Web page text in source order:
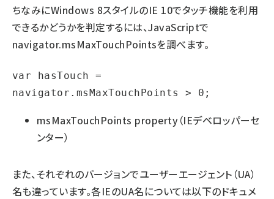
ちなみにWindows 8スタイルのIE 10でタッチ機能を利用
できるかどうかを判定するには、JavaScriptで
navigator.msMaxTouchPointsを調べます。
var hasTouch =
navigator.msMaxTouchPoints > 0;
msMaxTouchPoints property（IEデベロッパーセ
ンター）
また、それぞれのバージョンでユーザーエージェント（UA）
名も違っています。各IEのUA名については以下のドキュメ